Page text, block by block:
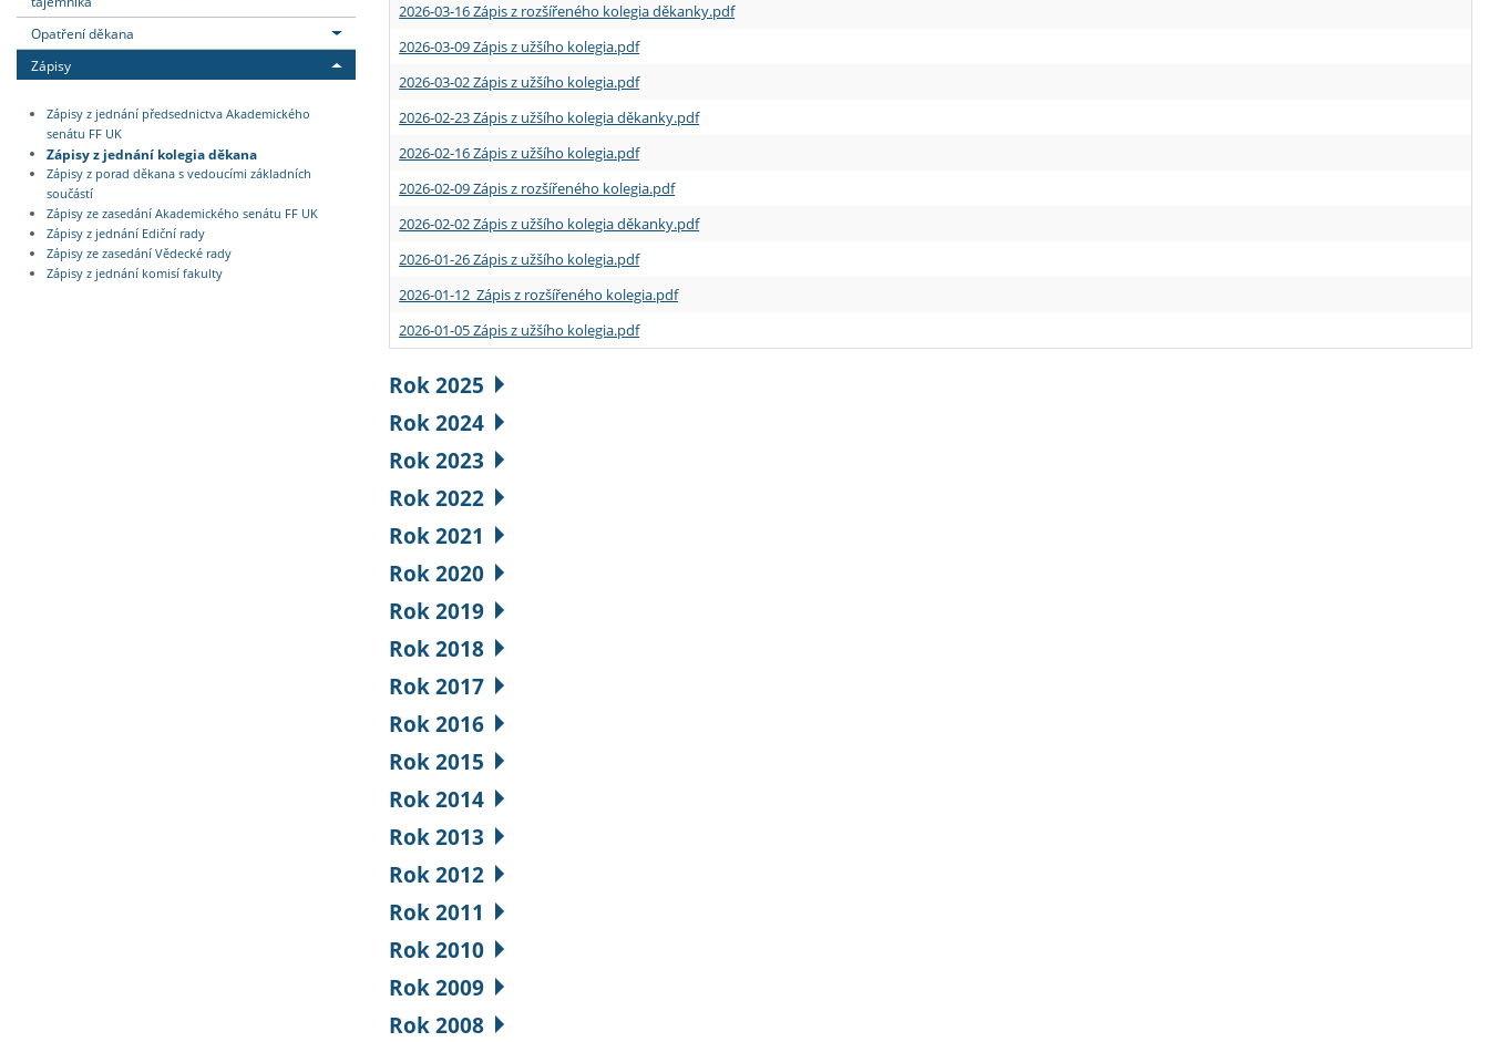
Opatření děkana
Zápisy
Zápisy z jednání předsednictva Akademického
senátu FF UK
Zápisy z jednání kolegia děkana
Zápisy z porad děkana s vedoucími základních
součástí
Zápisy ze zasedání Akademického senátu FF UK
Zápisy z jednání Ediční rady
Zápisy ze zasedání Vědecké rady
Zápisy z jednání komisí fakulty
2026-03-16 Zápis z rozšířeného kolegia děkanky.pdf
2026-03-09 Zápis z užšího kolegia.pdf
2026-03-02 Zápis z užšího kolegia.pdf
2026-02-23 Zápis z užšího kolegia děkanky.pdf
2026-02-16 Zápis z užšího kolegia.pdf
2026-02-09 Zápis z rozšířeného kolegia.pdf
2026-02-02 Zápis z užšího kolegia děkanky.pdf
2026-01-26 Zápis z užšího kolegia.pdf
2026-01-12 Zápis z rozšířeného kolegia.pdf
2026-01-05 Zápis z užšího kolegia.pdf
Rok 2025
Rok 2024
Rok 2023
Rok 2022
Rok 2021
Rok 2020
Rok 2019
Rok 2018
Rok 2017
Rok 2016
Rok 2015
Rok 2014
Rok 2013
Rok 2012
Rok 2011
Rok 2010
Rok 2009
Rok 2008